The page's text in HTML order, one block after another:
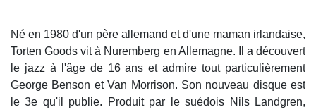
Né en 1980 d'un père allemand et d'une maman irlandaise,
Torten Goods vit à Nuremberg en Allemagne. Il a découvert
le jazz à l'âge de 16 ans et admire tout particulièrement
George Benson et Van Morrison. Son nouveau disque est
le 3e qu'il publie. Produit par le suédois Nils Landgren,